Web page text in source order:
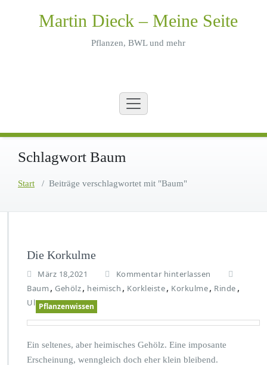
Martin Dieck – Meine Seite
Pflanzen, BWL und mehr
Schlagwort Baum
Start / Beiträge verschlagwortet mit "Baum"
Die Korkulme
März 18,2021
Kommentar hinterlassen
Baum , Gehölz, heimisch , Korkleiste, Korkulme, Rinde ,
UlmePflanzenwissen
Ein seltenes, aber heimisches Gehölz. Eine imposante
Erscheinung, wenngleich doch eher klein bleibend.